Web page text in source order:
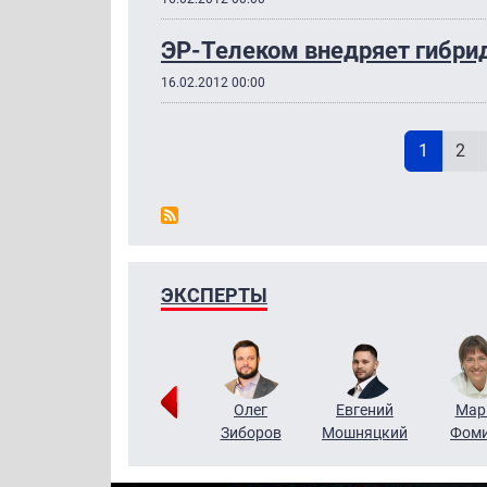
ЭР-Телеком внедряет
16.02.2012 00:00
1 2
ЭКСПЕРТЫ
Григорий
Олег
Зиборов
Евгений
Мошняцкий